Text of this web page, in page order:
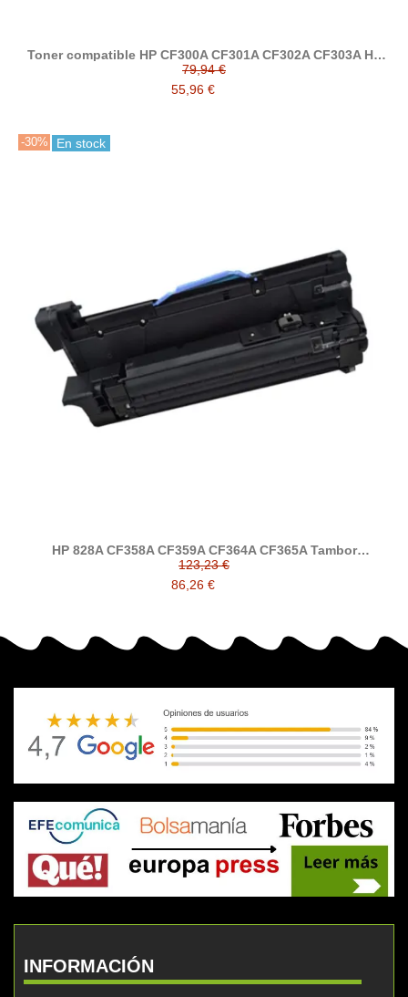
Toner compatible HP CF300A CF301A CF302A CF303A HP
827A
79,94 €
55,96 €
-30% En stock
HP 828A CF358A CF359A CF364A CF365A Tambor
compatible
123,23 €
86,26 €
INFORMACIÓN